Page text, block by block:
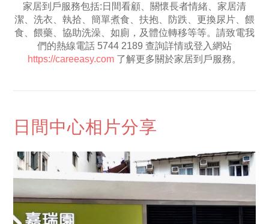
家居到戶服務包括:日間看顧、關懷長者情緒、家居清
潔、洗衣、執拾、簡單煮食、扶抱、防跌、更換尿片、餵
食、餵藥、協助洗澡、如廁，及體位轉移等等。請致電我
們的熱線電話 5744 2189 查詢詳情或登入網站
https://careeasy.com 了解更多關於家居到戶服務。
日間中心相片分享